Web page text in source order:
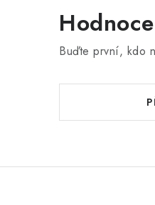
Buďte první, kdo